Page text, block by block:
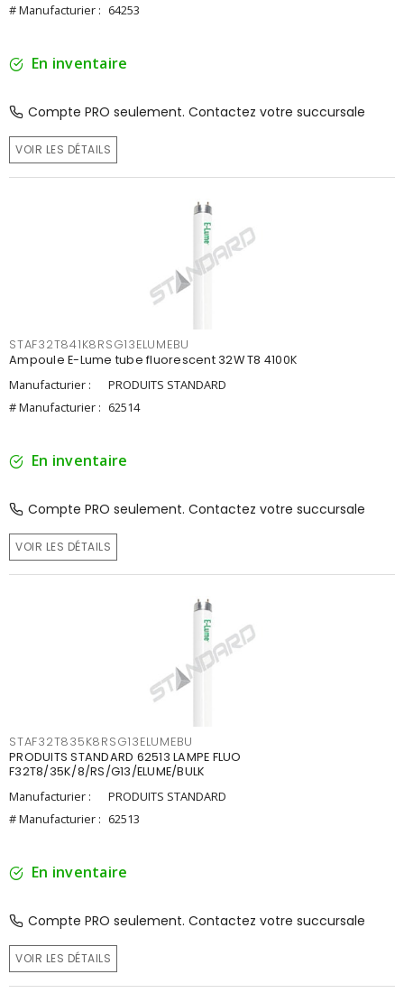
# Manufacturier : 64253
En inventaire
Compte PRO seulement. Contactez votre succursale
VOIR LES DÉTAILS
STAF32T841K8RSG13ELUMEBU
Ampoule E-Lume tube fluorescent 32W T8 4100K
Manufacturier :
PRODUITS STANDARD
# Manufacturier : 62514
En inventaire
Compte PRO seulement. Contactez votre succursale
VOIR LES DÉTAILS
STAF32T835K8RSG13ELUMEBU
PRODUITS STANDARD 62513 LAMPE FLUO
F32T8/35K/8/RS/G13/ELUME/BULK
Manufacturier :
PRODUITS STANDARD
# Manufacturier : 62513
En inventaire
Compte PRO seulement. Contactez votre succursale
VOIR LES DÉTAILS